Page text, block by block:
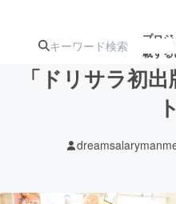
プロ
載す
ターン
ジェクト
「ドリサラ初